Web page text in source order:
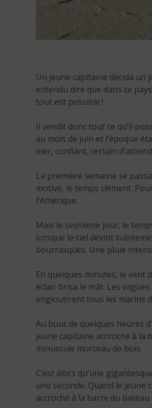
Un jeune capitaine décida un
entendu dire que dans ce
tout est possible !
Il vendit donc tout ce qu’il
au mois de juin et l’époque
mer, confiant, certain
La première semaine se
motivé, le temps clément.
l’Amérique.
Mais le septième jour, le
lorsque le ciel devint
bourrasques. Une pluie
En quelques minutes, le vent
éclair brisa le mât. Les
engloutirent tous les marins
Au bout de quelques heures
jeune capitaine accroché à
minuscule morceau de bois.
C’est alors qu’une
une seconde. Quand le jeune
accroché à la barre du